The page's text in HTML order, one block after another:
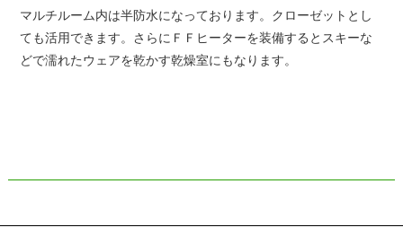
マルチルーム内は半防水になっております。クローゼットとし
ても活用できます。さらにＦＦヒーターを装備するとスキーな
どで濡れたウェアを乾かす乾燥室にもなります。